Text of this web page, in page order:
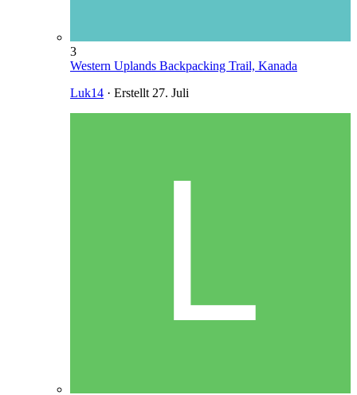
3
Western Uplands Backpacking Trail, Kanada
Luk14 · Erstellt 27. Juli